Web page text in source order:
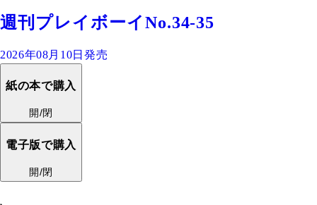
週刊プレイボーイNo.34-35
2026年08月10日発売
紙の本で購入
開/閉
電子版で購入
開/閉